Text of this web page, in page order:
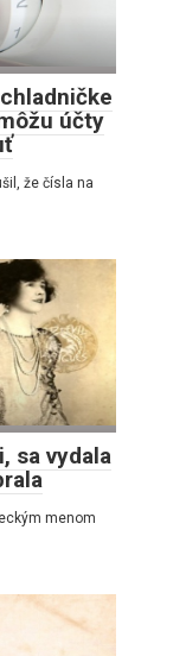
účty
že čísla na
sa vydala
menom